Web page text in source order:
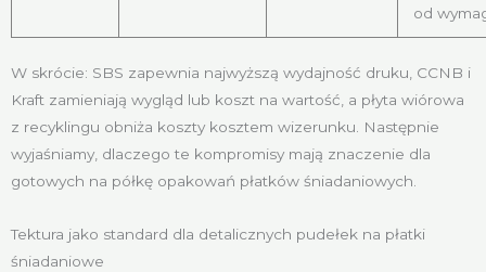
od
W skrócie: SBS zapewnia najwyższą wydajność druku, CCNB i
Kraft zamieniają wygląd lub koszt na wartość, a płyta wiórowa
z recyklingu obniża koszty kosztem wizerunku. Następnie
wyjaśniamy, dlaczego te kompromisy mają znaczenie dla
gotowych na półkę opakowań płatków śniadaniowych.
Tektura jako standard dla detalicznych pudełek na płatki
śniadaniowe